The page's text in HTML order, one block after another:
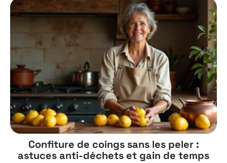
Confiture de coings sans les peler :
astuces anti-déchets et gain de temps